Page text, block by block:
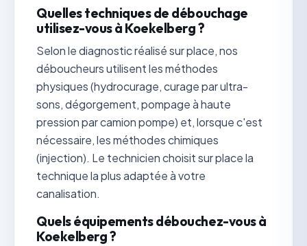
Quelles techniques de débouchage
utilisez-vous à Koekelberg ?
Selon le diagnostic réalisé sur place, nos
déboucheurs utilisent les méthodes
physiques (hydrocurage, curage par ultra-
sons, dégorgement, pompage à haute
pression par camion pompe) et, lorsque c'est
nécessaire, les méthodes chimiques
(injection). Le technicien choisit sur place la
technique la plus adaptée à votre
canalisation.
Quels équipements débouchez-vous à
Koekelberg ?